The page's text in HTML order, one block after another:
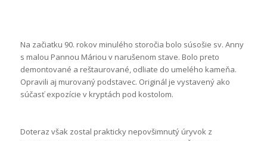
Na začiatku 90. rokov minulého storočia bolo súsošie sv. Anny
s malou Pannou Máriou v narušenom stave. Bolo preto
demontované a reštaurované, odliate do umelého kameňa.
Opravili aj murovaný podstavec. Originál je vystavený ako
súčasť expozície v kryptách pod kostolom.
Doteraz však zostal prakticky nepovšimnutý úryvok z